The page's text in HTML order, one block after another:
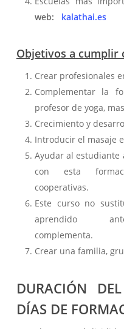
web: kalathai.es
Objetivos a cumplir
Crear profesionales
Complementar la
profesor de yoga,
Crecimiento y
Introducir el masaje
Ayudar al estudiante
con esta
cooperativas.
Este curso no
aprendido
complementa.
Crear una familia,
DURACIÓN
DÍAS DE